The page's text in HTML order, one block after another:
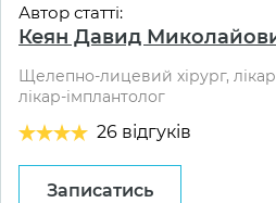
Автор статті:
Кеян Давид
Щелепно-лицевий хірург,
лікар-імплантолог
26 відгуків
Записатись